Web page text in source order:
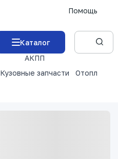
Помощь
Каталог
АКПП
Кузовные запчасти
Отопление